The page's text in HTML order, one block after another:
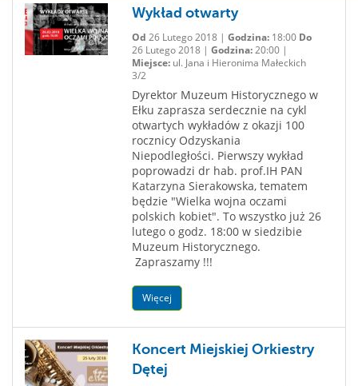
Wykład otwarty
Od 26 Lutego 2018 | Godzina:18:00 Do
26 Lutego 2018 | Godzina:20:00 |
Miejsce:ul. Jana i Hieronima Małeckich
3/2
Dyrektor Muzeum Historycznego w
Ełku zaprasza serdecznie na cykl
otwartych wykładów z okazji 100
rocznicy Odzyskania
Niepodległości. Pierwszy wykład
poprowadzi dr hab. prof.IH PAN
Katarzyna Sierakowska, tematem
będzie "Wielka wojna oczami
polskich kobiet". To wszystko już 26
lutego o godz. 18:00 w siedzibie
Muzeum Historycznego.
Zapraszamy !!!
Więcej
Koncert Miejskiej Orkiestry
Dętej